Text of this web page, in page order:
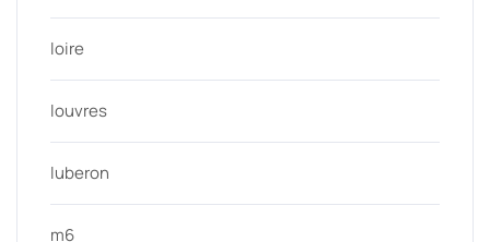
loire
louvres
luberon
m6